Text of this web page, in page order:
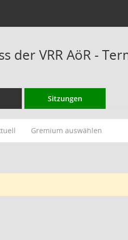
der VRR AöR -
Sitzungen
Gremium auswählen